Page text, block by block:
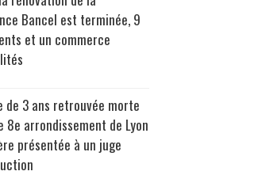
Bancel est terminée, 9
et un commerce
de 3 ans retrouvée morte
8e arrondissement de Lyon
présentée à un juge